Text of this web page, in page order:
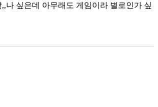
나 싶은데 아무래도 게임이라 별로인가 싶